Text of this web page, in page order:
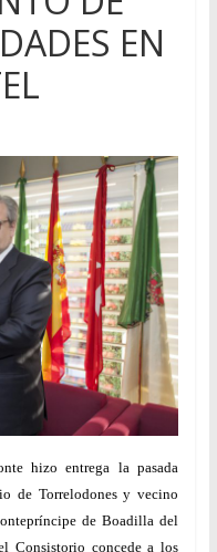
EN
hizo entrega la pasada
de Torrelodones y vecino
de Boadilla del
Consistorio concede a los